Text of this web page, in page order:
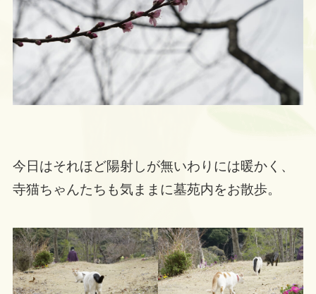
今日はそれほど陽射しが無いわりには暖かく、
寺猫ちゃんたちも気ままに墓苑内をお散歩。